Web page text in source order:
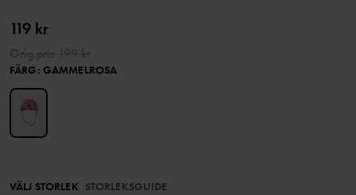
119 kr
FÄRG: GAMMELROSA
VÄLJ STORLEK STORLEKSGUIDE